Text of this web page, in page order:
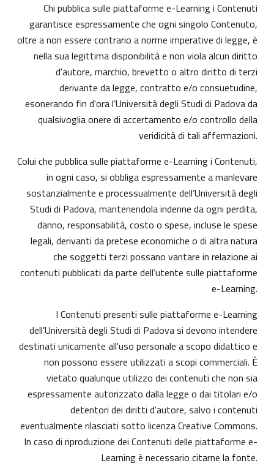
Chi pubblica sulle piattaforme e-Learning i Contenuti
garantisce espressamente che ogni singolo Contenuto,
oltre a non essere contrario a norme imperative di legge, è
nella sua legittima disponibilità e non viola alcun diritto
d'autore, marchio, brevetto o altro diritto di terzi
derivante da legge, contratto e/o consuetudine,
esonerando fin d'ora l’Università degli Studi di Padova da
qualsivoglia onere di accertamento e/o controllo della
veridicità di tali affermazioni.
Colui che pubblica sulle piattaforme e-Learning i Contenuti,
in ogni caso, si obbliga espressamente a manlevare
sostanzialmente e processualmente dell’Università degli
Studi di Padova, mantenendola indenne da ogni perdita,
danno, responsabilità, costo o spese, incluse le spese
legali, derivanti da pretese economiche o di altra natura
che soggetti terzi possano vantare in relazione ai
contenuti pubblicati da parte dell’utente sulle piattaforme
e-Learning.
I Contenuti presenti sulle piattaforme e-Learning
dell’Università degli Studi di Padova si devono intendere
destinati unicamente all'uso personale a scopo didattico e
non possono essere utilizzati a scopi commerciali. È
vietato qualunque utilizzo dei contenuti che non sia
espressamente autorizzato dalla legge o dai titolari e/o
detentori dei diritti d'autore, salvo i contenuti
eventualmente rilasciati sotto licenza Creative Commons.
In caso di riproduzione dei Contenuti delle piattaforme e-
Learning è necessario citarne la fonte.